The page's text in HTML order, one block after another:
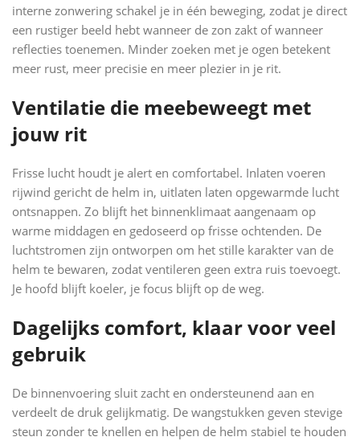
interne zonwering schakel je in één beweging, zodat je direct
een rustiger beeld hebt wanneer de zon zakt of wanneer
reflecties toenemen. Minder zoeken met je ogen betekent
meer rust, meer precisie en meer plezier in je rit.
Ventilatie die meebeweegt met
jouw rit
Frisse lucht houdt je alert en comfortabel. Inlaten voeren
rijwind gericht de helm in, uitlaten laten opgewarmde lucht
ontsnappen. Zo blijft het binnenklimaat aangenaam op
warme middagen en gedoseerd op frisse ochtenden. De
luchtstromen zijn ontworpen om het stille karakter van de
helm te bewaren, zodat ventileren geen extra ruis toevoegt.
Je hoofd blijft koeler, je focus blijft op de weg.
Dagelijks comfort, klaar voor veel
gebruik
De binnenvoering sluit zacht en ondersteunend aan en
verdeelt de druk gelijkmatig. De wangstukken geven stevige
steun zonder te knellen en helpen de helm stabiel te houden